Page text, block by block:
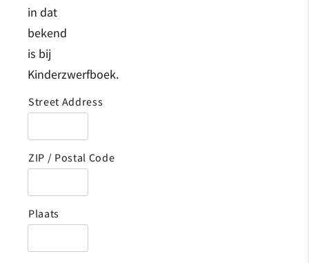
in dat
bekend
is bij
Kinderzwerfboek.
Street Address
ZIP / Postal Code
Plaats